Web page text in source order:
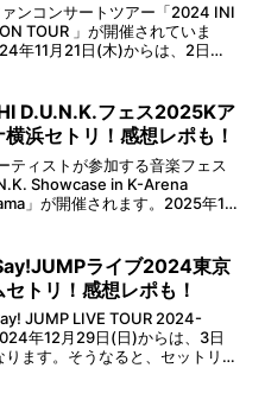
ンコンサートツアー「2024 INI
TOUR 」が開催されていま
年11月21日(木)からは、2日間
が気になりますよね...
D.U.N.K.フェス2025Kア
横浜セトリ！感想レポも！
ティストが参加する音楽フェス
Showcase in K-Arena
」が開催されます。2025年1
トリストが気に...ライブ2024東京
セトリ！感想レポも！
JUMP LIVE TOUR 2024-
年12月29日(日)からは、3日
ます。そうなると、セットリス